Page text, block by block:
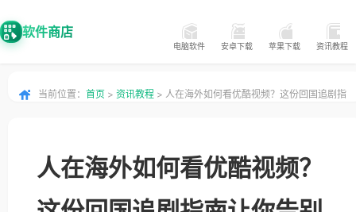
软件商店
电脑软件 安卓下载 苹果下载 资讯教程
当前位置： 首页 > 资讯教程 > 人在海外如何看优酷视频？这份回国追剧指
人在海外如何看优酷视频？